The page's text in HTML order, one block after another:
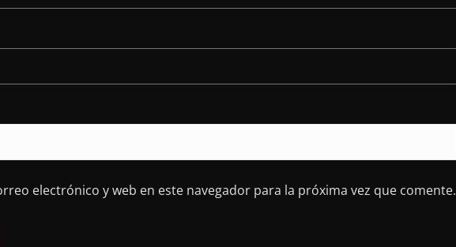
electrónico y web en este navegador para la próxima vez que comente.